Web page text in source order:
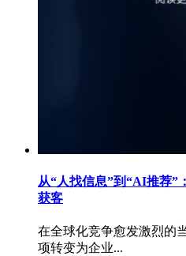
从“人找信息”到“AI推荐”
获客
在全球化竞争愈发激烈的
项转变为企业...